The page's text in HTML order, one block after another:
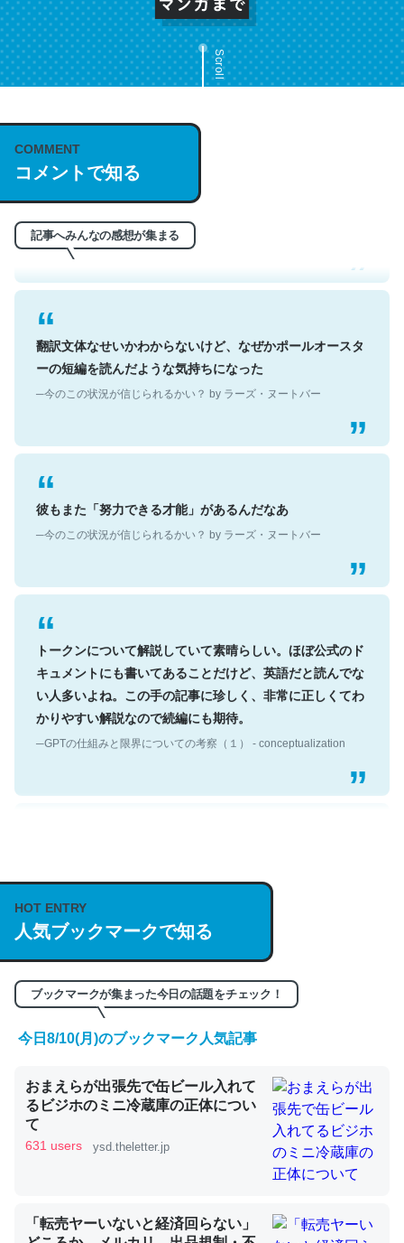
Scroll
COMMENT
コメントで知る
記事へみんなの感想が集まる
これは名文。彼はとてもクレバーなんだろうなと凄く思
う。英語少しでも読める人は原文もお勧め。自分はこの流
れ好き。Let’s Fucking Go. Then Covid hit. Shit.
─今のこの状況が信じられるかい？ by ラーズ・ヌートバー
翻訳文体なせいかわからないけど、なぜかポールオースタ
ーの短編を読んだような気持ちになった
─今のこの状況が信じられるかい？ by ラーズ・ヌートバー
彼もまた「努力できる才能」があるんだなあ
─今のこの状況が信じられるかい？ by ラーズ・ヌートバー
トークンについて解説していて素晴らしい。ほぼ公式のド
キュメントにも書いてあることだけど、英語だと読んでな
い人多いよね。この手の記事に珍しく、非常に正しくてわ
かりやすい解説なので続編にも期待。
─GPTの仕組みと限界についての考察（１） - conceptualization
https://isobe324649.hatenablog.com/entry/2023/03/27
/064121
─GPTの仕組みと限界についての考察（１） - conceptualization
くらい。小説でいう「ずっと前の伏線」は回収されないけ
ど、短期記憶というには多い分量。進化すればするほど分
かりやすく強くなりそう
─GPTの仕組みと限界についての考察（１） - conceptualization
HOT ENTRY
人気ブックマークで知る
ブックマークが集まった今日の話題をチェック！
今日8/10(月)のブックマーク人気記事
おまえらが出張先で缶ビール入れて
るビジホのミニ冷蔵庫の正体につい
て
631 users ysd.theletter.jp
「転売ヤーいないと経済回らない」